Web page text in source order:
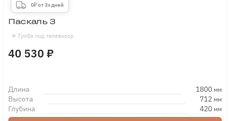
0₽ от 3х дней
Тумба под телевизор
Паскаль 3
40 530 ₽
Длина 1800 мм
Высота 712 мм
Глубина 420 мм